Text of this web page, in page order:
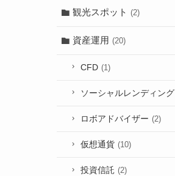
観光スポット (2)
資産運用 (20)
CFD (1)
ソーシャルレンディング
ロボアドバイザー (2)
仮想通貨 (10)
投資信託 (2)